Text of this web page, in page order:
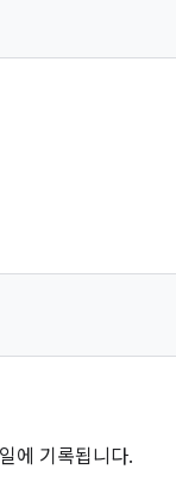
에 기록됩니다.